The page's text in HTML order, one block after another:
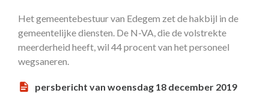
Het gemeentebestuur van Edegem zet de hakbijl in de
gemeentelijke diensten. De N-VA, die de volstrekte
meerderheid heeft, wil 44 procent van het personeel
wegsaneren.
persbericht van woensdag 18 december 2019